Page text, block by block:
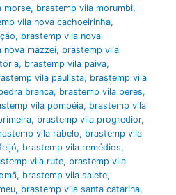
morse, brastemp vila morumbi,
vila nova cachoeirinha,
, brastemp vila nova
nova mazzei, brastemp vila
, brastemp vila paiva,
vila paulista, brastemp vila
branca, brastemp vila peres,
vila pompéia, brastemp vila
, brastemp vila progredior,
vila rabelo, brastemp vila
, brastemp vila remédios,
vila rute, brastemp vila
, brastemp vila salete,
, brastemp vila santa catarina,